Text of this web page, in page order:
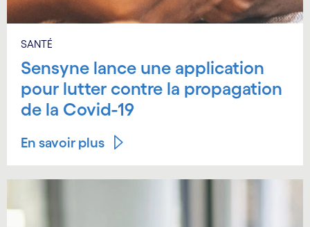
SANTÉ
Sensyne lance une application
pour lutter contre la propagation
de la Covid-19
En savoir plus